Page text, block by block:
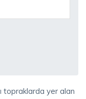
topraklarda yer alan